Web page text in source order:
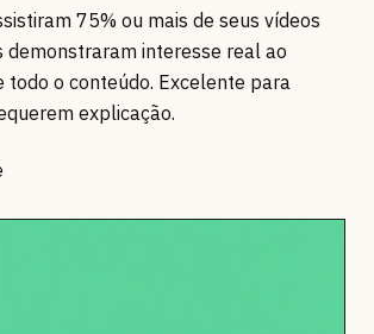
75% ou mais de seus vídeos
demonstraram interesse real ao
todo o conteúdo. Excelente para
explicação.